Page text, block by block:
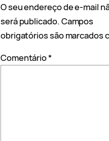
O seu endereço de e-mail
será publicado. Campos
obrigatórios são marcados
Comentário*